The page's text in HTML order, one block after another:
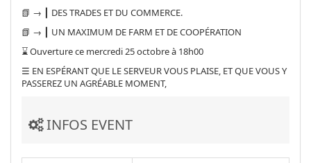
📗 → ┃ DES TRADES ET DU COMMERCE.
📗 → ┃ UN MAXIMUM DE FARM ET DE COOPÉRATION
⌛ Ouverture ce mercredi 25 octobre à 18h00
☰ EN ESPÉRANT QUE LE SERVEUR VOUS PLAISE, ET QUE VOUS Y
PASSEREZ UN AGRÉABLE MOMENT,
INFOS EVENT